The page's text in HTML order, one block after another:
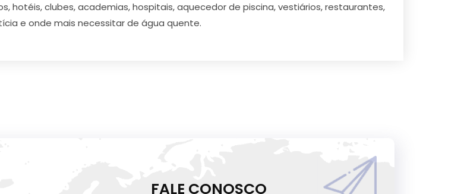
hotéis, clubes, academias, hospitais, aquecedor de piscina, vestiários, restaurantes,
e onde mais necessitar de água quente.
FALE CONOSCO